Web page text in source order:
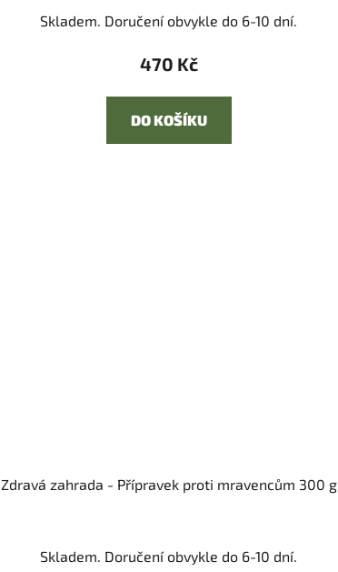
Skladem. Doručení obvykle do 6-10 dní.
470 Kč
DO KOŠÍKU
Zdravá zahrada - Přípravek proti mravencům 300 g
Skladem. Doručení obvykle do 6-10 dní.